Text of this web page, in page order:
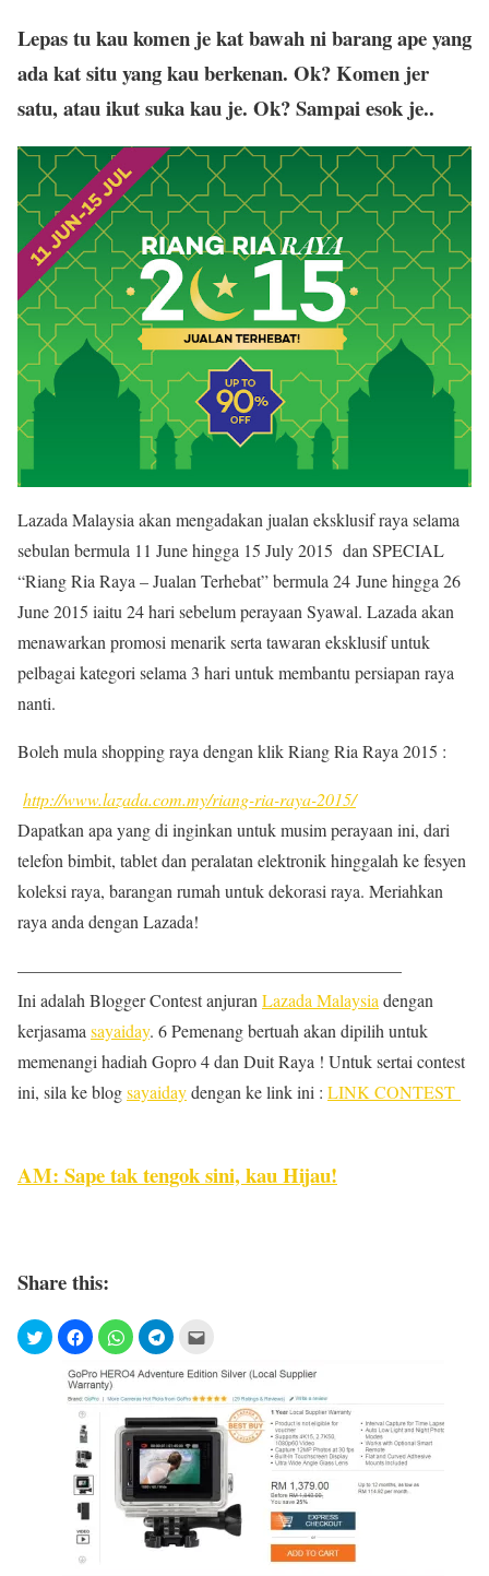
Lepas tu kau komen je kat bawah ni barang ape yang
ada kat situ yang kau berkenan. Ok? Komen jer
satu, atau ikut suka kau je. Ok? Sampai esok je..
Lazada Malaysia akan mengadakan jualan eksklusif raya selama
sebulan bermula 11 June hingga 15 July 2015 dan SPECIAL
“Riang Ria Raya – Jualan Terhebat” bermula 24 June hingga 26
June 2015 iaitu 24 hari sebelum perayaan Syawal. Lazada akan
menawarkan promosi menarik serta tawaran eksklusif untuk
pelbagai kategori selama 3 hari untuk membantu persiapan raya
nanti.
Boleh mula shopping raya dengan klik Riang Ria Raya 2015 :
http://www.lazada.com.my/riang-ria-raya-2015/
Dapatkan apa yang di inginkan untuk musim perayaan ini, dari
telefon bimbit, tablet dan peralatan elektronik hinggalah ke fesyen
koleksi raya, barangan rumah untuk dekorasi raya. Meriahkan
raya anda dengan Lazada!
——————————————————————
Ini adalah Blogger Contest anjuran Lazada Malaysia dengan
kerjasama sayaiday. 6 Pemenang bertuah akan dipilih untuk
memenangi hadiah Gopro 4 dan Duit Raya ! Untuk sertai contest
ini, sila ke blogsayaidaydengan ke link ini : LINK CONTEST
AM: Sape tak tengok sini, kau Hijau!
Share this: